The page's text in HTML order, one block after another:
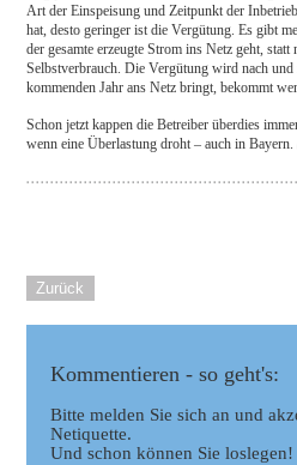
Art der Einspeisung und Zeitpunkt der
hat, desto geringer ist die Vergütung. Es gibt
der gesamte erzeugte Strom ins Netz geht,
Selbstverbrauch. Die Vergütung wird nach
kommenden Jahr ans Netz bringt, bekommt
Schon jetzt kappen die Betreiber überdies
wenn eine Überlastung droht – auch in Bayern.
Zurück
Kommentieren - so geht's:
Bitte melden Sie sich an und
Netiquette.
Und schon können Sie loslegen!